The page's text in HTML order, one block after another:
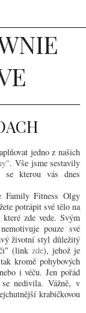
jedno z našich
. Vše jsme sestavily
se kterou vás dnes
Fitness Olgy
potrápit své tělo na
zde vede. Svým
pouze své
životní styl důležitý
(link zde), jehož je
kromě pohybových
i véču. Jen pořád
nedivila. Vážně, v
krabičkovou